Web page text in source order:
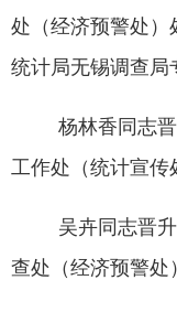
处（经济预警处）
统计局无锡调查局
杨林香同志
工作处（统计宣传
吴卉同志晋
查处（经济预警处